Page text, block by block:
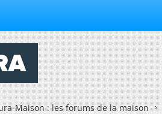
Maison : les forums de la maison